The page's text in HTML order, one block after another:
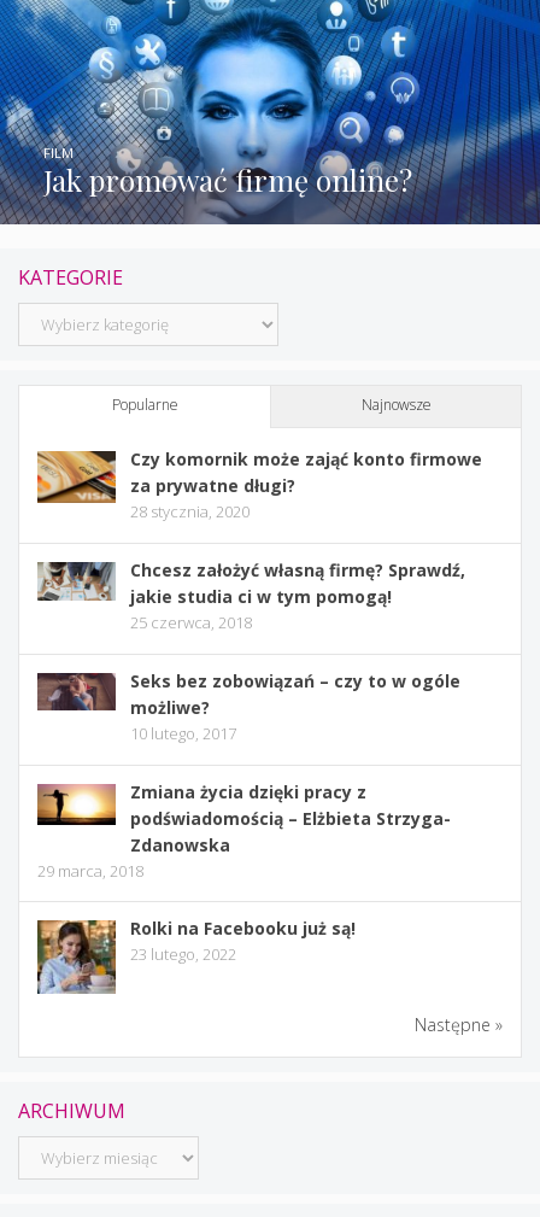
Jak promować firmę online?
FILM
KATEGORIE
Kategorie
Popularne Najnowsze
Czy komornik może zająć konto firmowe
za prywatne długi?
28 stycznia, 2020
Chcesz założyć własną firmę? Sprawdź,
jakie studia ci w tym pomogą!
25 czerwca, 2018
Seks bez zobowiązań – czy to w ogóle
możliwe?
10 lutego, 2017
Zmiana życia dzięki pracy z
podświadomością – Elżbieta Strzyga-
Zdanowska
29 marca, 2018
Rolki na Facebooku już są!
23 lutego, 2022
Następne »
ARCHIWUM
Archiwum